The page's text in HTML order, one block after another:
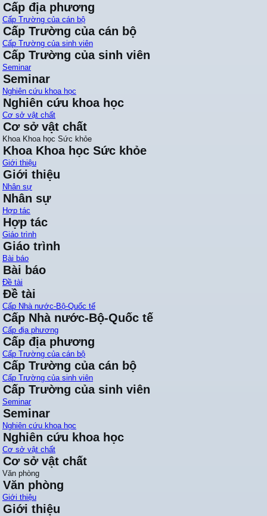
Cấp địa phương
Cấp Trường của cán bộ
Cấp Trường của cán bộ
Cấp Trường của sinh viên
Cấp Trường của sinh viên
Seminar
Seminar
Nghiên cứu khoa học
Nghiên cứu khoa học
Cơ sở vật chất
Cơ sở vật chất
Khoa Khoa học Sức khỏe
Khoa Khoa học Sức khỏe
Giới thiệu
Giới thiệu
Nhân sự
Nhân sự
Hợp tác
Hợp tác
Giáo trình
Giáo trình
Bài báo
Bài báo
Đề tài
Đề tài
Cấp Nhà nước-Bộ-Quốc tế
Cấp Nhà nước-Bộ-Quốc tế
Cấp địa phương
Cấp địa phương
Cấp Trường của cán bộ
Cấp Trường của cán bộ
Cấp Trường của sinh viên
Cấp Trường của sinh viên
Seminar
Seminar
Nghiên cứu khoa học
Nghiên cứu khoa học
Cơ sở vật chất
Cơ sở vật chất
Văn phòng
Văn phòng
Giới thiệu
Giới thiệu